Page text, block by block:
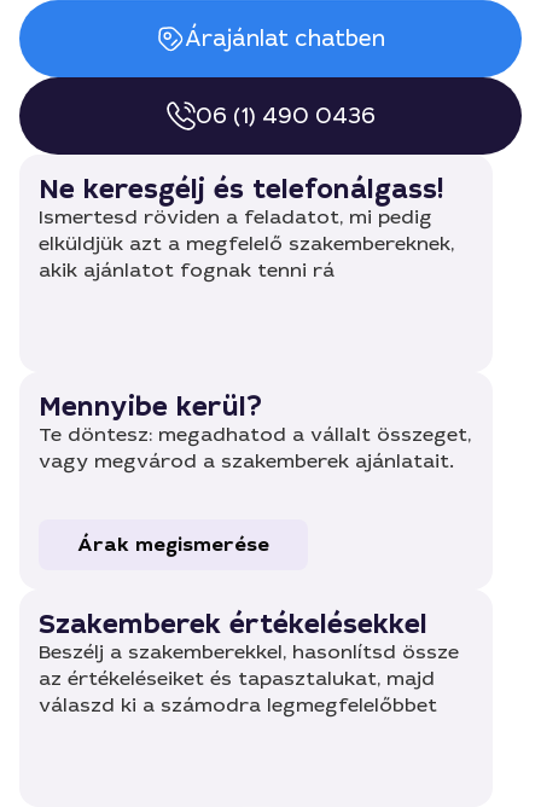
Árajánlat chatben
06 (1) 490 0436
Ne keresgélj és telefonálgass!
Ismertesd röviden a feladatot, mi pedig
elküldjük azt a megfelelő szakembereknek,
akik ajánlatot fognak tenni rá
Mennyibe kerül?
Te döntesz: megadhatod a vállalt összeget,
vagy megvárod a szakemberek ajánlatait.
Árak megismerése
Szakemberek értékelésekkel
Beszélj a szakemberekkel, hasonlítsd össze
az értékeléseiket és tapasztalukat, majd
válaszd ki a számodra legmegfelelőbbet